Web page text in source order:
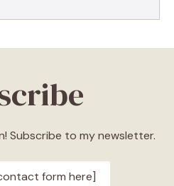
Subscribe to my newsletter.
form here]